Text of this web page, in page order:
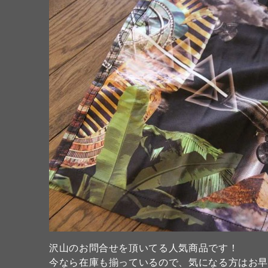
沢山のお問合せを頂いてる人気商品です！
今なら在庫も揃っているので、気になる方はお